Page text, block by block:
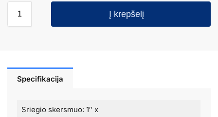
Į krepšelį
Specifikacija
Sriegio skersmuo: 1″ x